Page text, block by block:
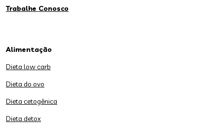
Trabalhe Conosco
Alimentação
Dieta low carb
Dieta do ovo
Dieta cetogênica
Dieta detox